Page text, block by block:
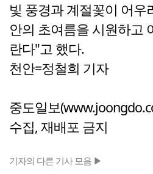
빛 풍경과 계절꽃이 어우
안의 초여름을 시원하고
란다"고 했다.
천안=정철희 기자
중도일보
수집, 재배포 금지
기자의 다른 기사 모음 ▶